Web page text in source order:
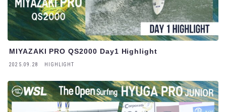
MIYAZAKI PRO QS2000 Day1 Highlight
2025.09.28 HIGHLIGHT